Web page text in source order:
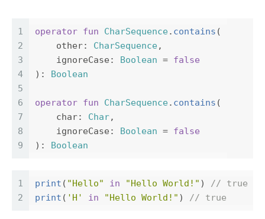
1
2
3
4
5
6
7
8
9
operator fun CharSequence. contains (
other: CharSequence,
ignoreCase : Boolean = false
):
Boolean
operator fun CharSequence. contains (
char: Char,
ignoreCase : Boolean = false
):
Boolean
1
2
print ( "Hello" in "Hello World!" )
// true
print ( 'H' in "Hello World!" ) // true